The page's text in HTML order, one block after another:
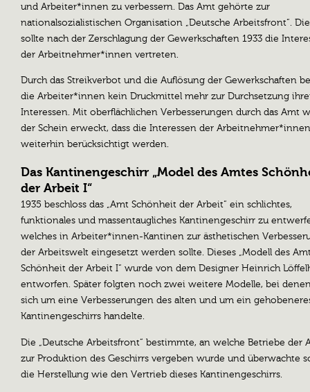
und Arbeiter*innen zu verbessern. Das Amt gehörte zur
nationalsozialistischen Organisation „Deutsche Arbeitsfront“.
sollte nach der Zerschlagung der Gewerkschaften 1933 die
der Arbeitnehmer*innen vertreten.
Durch das Streikverbot und die Auflösung der Gewerkschaften
die Arbeiter*innen kein Druckmittel mehr zur Durchsetzung
Interessen. Mit oberflächlichen Verbesserungen durch das Amt
der Schein erweckt, dass die Interessen der Arbeitnehmer*innen
weiterhin berücksichtigt werden.
Das Kantinengeschirr „Model des Amtes
der Arbeit I“
1935 beschloss das „Amt Schönheit der Arbeit“ ein schlichtes,
funktionales und massentaugliches Kantinengeschirr zu
welches in Arbeiter*innen-Kantinen zur ästhetischen
der Arbeitswelt eingesetzt werden sollte. Dieses „Modell des
Schönheit der Arbeit I“ wurde von dem Designer Heinrich
entworfen. Später folgten noch zwei weitere Modelle, bei
sich um eine Verbesserungen des alten und um ein
Kantinengeschirrs handelte.
Die „Deutsche Arbeitsfront“ bestimmte, an welche Betriebe der
zur Produktion des Geschirrs vergeben wurde und überwachte
die Herstellung wie den Vertrieb dieses Kantinengeschirrs.